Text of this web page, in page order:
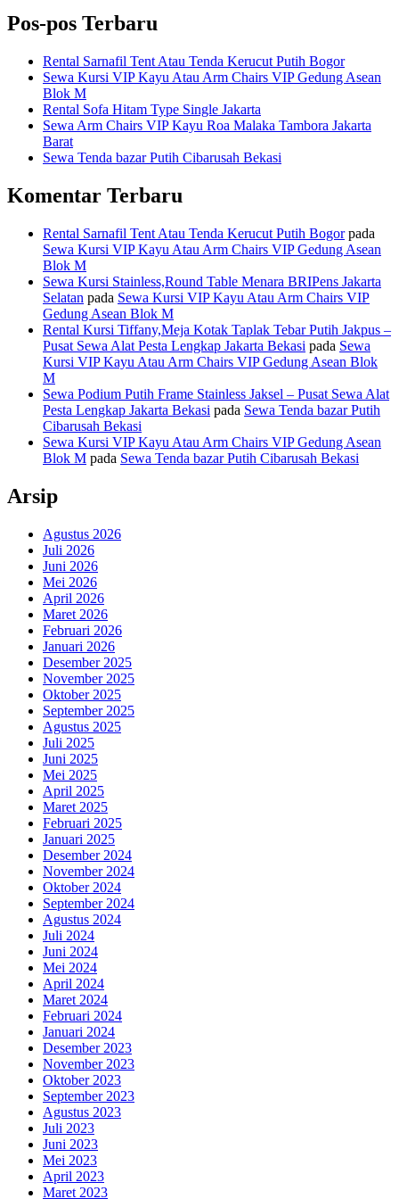
Pos-pos Terbaru
Rental Sarnafil Tent Atau Tenda Kerucut Putih Bogor
Sewa Kursi VIP Kayu Atau Arm Chairs VIP Gedung Asean
Blok M
Rental Sofa Hitam Type Single Jakarta
Sewa Arm Chairs VIP Kayu Roa Malaka Tambora Jakarta
Barat
Sewa Tenda bazar Putih Cibarusah Bekasi
Komentar Terbaru
Rental Sarnafil Tent Atau Tenda Kerucut Putih Bogorpada
Sewa Kursi VIP Kayu Atau Arm Chairs VIP Gedung Asean
Blok M
Sewa Kursi Stainless,Round Table Menara BRIPens Jakarta
Selatan pada Sewa Kursi VIP Kayu Atau Arm Chairs VIP
Gedung Asean Blok M
Rental Kursi Tiffany,Meja Kotak Taplak Tebar Putih Jakpus –
Pusat Sewa Alat Pesta Lengkap Jakarta Bekasi pada Sewa
Kursi VIP Kayu Atau Arm Chairs VIP Gedung Asean Blok
M
Sewa Podium Putih Frame Stainless Jaksel – Pusat Sewa Alat
Pesta Lengkap Jakarta Bekasi pada Sewa Tenda bazar Putih
Cibarusah Bekasi
Sewa Kursi VIP Kayu Atau Arm Chairs VIP Gedung Asean
Blok M pada Sewa Tenda bazar Putih Cibarusah Bekasi
Arsip
Agustus 2026
Juli 2026
Juni 2026
Mei 2026
April 2026
Maret 2026
Februari 2026
Januari 2026
Desember 2025
November 2025
Oktober 2025
September 2025
Agustus 2025
Juli 2025
Juni 2025
Mei 2025
April 2025
Maret 2025
Februari 2025
Januari 2025
Desember 2024
November 2024
Oktober 2024
September 2024
Agustus 2024
Juli 2024
Juni 2024
Mei 2024
April 2024
Maret 2024
Februari 2024
Januari 2024
Desember 2023
November 2023
Oktober 2023
September 2023
Agustus 2023
Juli 2023
Juni 2023
Mei 2023
April 2023
Maret 2023